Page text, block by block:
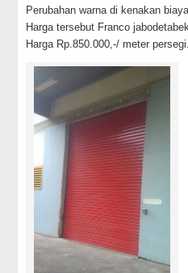
Perubahan warna di kenakan
Harga tersebut Franco
Harga Rp.850.000,-/ meter persegi.